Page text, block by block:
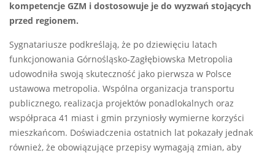
kompetencje GZM i dostosowuje je do wyzwań stojących
przed regionem.
Sygnatariusze podkreślają, że po dziewięciu latach
funkcjonowania Górnośląsko-Zagłębiowska Metropolia
udowodniła swoją skuteczność jako pierwsza w Polsce
ustawowa metropolia. Wspólna organizacja transportu
publicznego, realizacja projektów ponadlokalnych oraz
współpraca 41 miast i gmin przyniosły wymierne korzyści
mieszkańcom. Doświadczenia ostatnich lat pokazały jednak
również, że obowiązujące przepisy wymagają zmian, aby